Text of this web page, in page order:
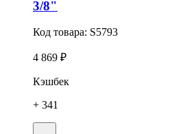
3/8"
Код товара: S5793
4 869 ₽
Кэшбек
+ 341